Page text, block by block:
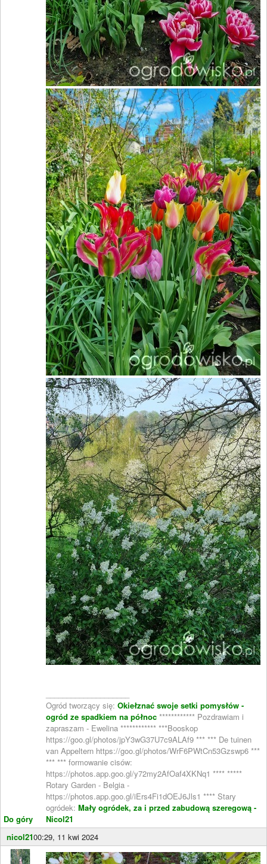
Do góry
Ogród tworzący się: Okiełznać swoje setki pomysłów -
ogród ze spadkiem na północ ************ Pozdrawiam i
zapraszam - Ewelina ************ ***Booskop
https://goo.gl/photos/jpY3wG37U7c9ALAf9 *** *** De tuinen
van Appeltern https://goo.gl/photos/WrF6PWtCn53Gzswp6 ***
*** *** formowanie cisów:
https://photos.app.goo.gl/y72my2AfOaf4XKNq1 **** *****
Rotary Garden - Belgia -
https://photos.app.goo.gl/iErs4Fi1dOEJ6Jls1 **** Stary
ogródek: Mały ogródek, za i przed zabudową szeregową -
Nicol21
nicol2100:29, 11 kwi 2024